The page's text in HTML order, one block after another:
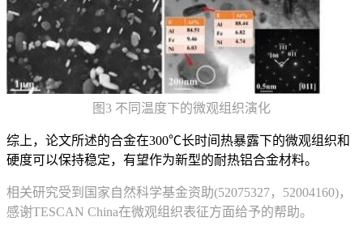
图3 不同温度下的微观组织演化
综上，论文所述的合金在300℃长时间热暴露下的微观组织和
硬度可以保持稳定，有望作为新型的耐热铝合金材料。
相关研究受到国家自然科学基金资助(52075327，52004160)，
感谢TESCAN China在微观组织表征方面给予的帮助。